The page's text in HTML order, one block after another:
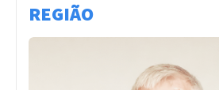
REGIÃO